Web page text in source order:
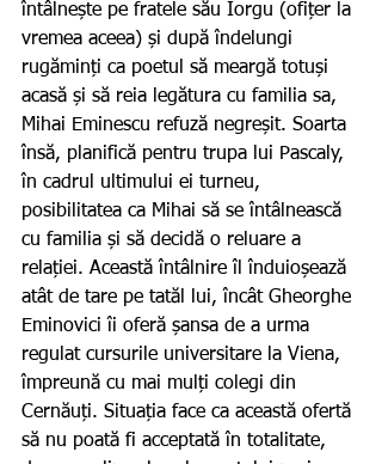
întâlnește pe fratele său Iorgu (ofițer la
vremea aceea) și după îndelungi
rugăminți ca poetul să meargă totuși
acasă și să reia legătura cu familia sa,
Mihai Eminescu refuză negreșit. Soarta
însă, planifică pentru trupa lui Pascaly,
în cadrul ultimului ei turneu,
posibilitatea ca Mihai să se întâlnească
cu familia și să decidă o reluare a
relației. Această întâlnire îl înduioșează
atât de tare pe tatăl lui, încât Gheorghe
Eminovici îi oferă șansa de a urma
regulat cursurile universitare la Viena,
împreună cu mai mulți colegi din
Cernăuți. Situația face ca această ofertă
să nu poată fi acceptată în totalitate,